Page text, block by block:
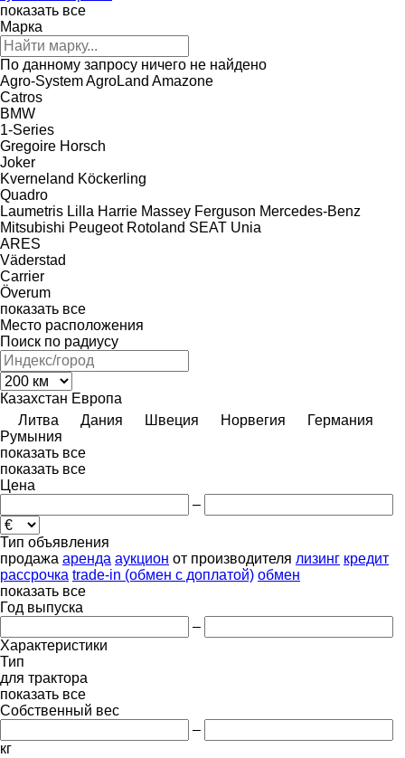
показать все
Марка
По данному запросу ничего не найдено
Agro-SystemAgroLand Amazone
Catros
BMW
1-Series
Gregoire Horsch
Joker
Kverneland Köckerling
Quadro
Laumetris Lilla Harrie Massey Ferguson Mercedes-Benz
Mitsubishi Peugeot Rotoland SEAT Unia
ARES
Väderstad
Carrier
Överum
показать все
Место расположения
Поиск по радиусу
Казахстан Европа
Литва
Дания Швеция Норвегия
Германия
Румыния
показать все
показать все
Цена
–
Тип объявления
продажа аренда аукцион от производителя лизинг кредит
рассрочка trade-in (обмен с доплатой) обмен
показать все
Год выпуска
–
Характеристики
Тип
для трактора
показать все
Собственный вес
–
кг